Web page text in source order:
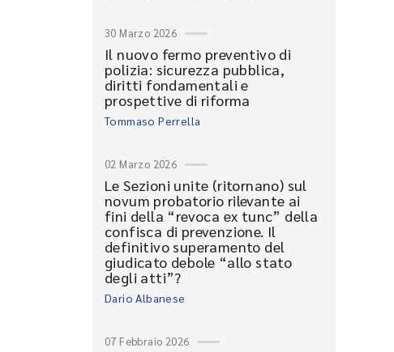
30 Marzo 2026
Il nuovo fermo preventivo di
polizia: sicurezza pubblica,
diritti fondamentali e
prospettive di riforma
Tommaso Perrella
02 Marzo 2026
Le Sezioni unite (ritornano) sul
novum probatorio rilevante ai
fini della “revoca ex tunc” della
confisca di prevenzione. Il
definitivo superamento del
giudicato debole “allo stato
degli atti”?
Dario Albanese
07 Febbraio 2026